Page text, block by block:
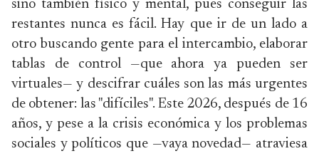
sino también físico y mental, pues conseguir las
restantes nunca es fácil. Hay que ir de un lado a
otro buscando gente para el intercambio, elaborar
tablas de control —que ahora ya pueden ser
virtuales— y descifrar cuáles son las más urgentes
de obtener: las "difíciles". Este 2026, después de 16
años, y pese a la crisis económica y los problemas
sociales y políticos que —vaya novedad— atraviesa